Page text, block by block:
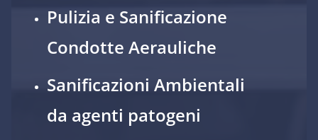
Pulizia e Sanificazione
Condotte Aerauliche
Sanificazioni Ambientali
da agenti patogeni